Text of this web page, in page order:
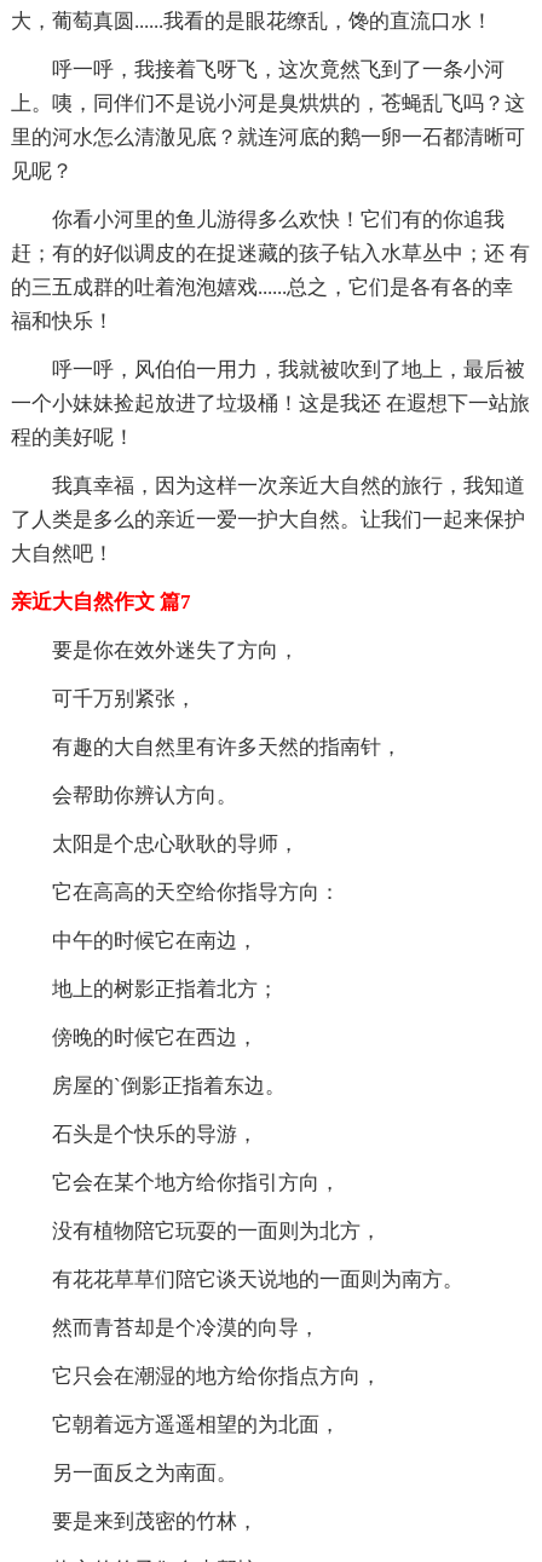
大，葡萄真圆......我看的是眼花缭乱，馋的直流口水！
呼一呼，我接着飞呀飞，这次竟然飞到了一条小河
上。咦，同伴们不是说小河是臭烘烘的，苍蝇乱飞吗？这
里的河水怎么清澈见底？就连河底的鹅一卵一石都清晰可
见呢？
你看小河里的鱼儿游得多么欢快！它们有的你追我
赶；有的好似调皮的在捉迷藏的孩子钻入水草丛中；还 有
的三五成群的吐着泡泡嬉戏......总之，它们是各有各的幸
福和快乐！
呼一呼，风伯伯一用力，我就被吹到了地上，最后被
一个小妹妹捡起放进了垃圾桶！这是我还 在遐想下一站旅
程的美好呢！
我真幸福，因为这样一次亲近大自然的旅行，我知道
了人类是多么的亲近一爱一护大自然。让我们一起来保护
大自然吧！
亲近大自然作文 篇7
要是你在效外迷失了方向，
可千万别紧张，
有趣的大自然里有许多天然的指南针，
会帮助你辨认方向。
太阳是个忠心耿耿的导师，
它在高高的天空给你指导方向：
中午的时候它在南边，
地上的树影正指着北方；
傍晚的时候它在西边，
房屋的`倒影正指着东边。
石头是个快乐的导游，
它会在某个地方给你指引方向，
没有植物陪它玩耍的一面则为北方，
有花花草草们陪它谈天说地的一面则为南方。
然而青苔却是个冷漠的向导，
它只会在潮湿的地方给你指点方向，
它朝着远方遥遥相望的为北面，
另一面反之为南面。
要是来到茂密的竹林，